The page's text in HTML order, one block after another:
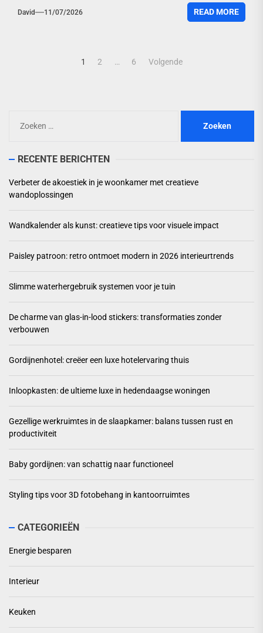
David 11/07/2026 READ MORE
1 2 … 6 Volgende
naar:
RECENTE BERICHTEN
Verbeter de akoestiek in je woonkamer met creatieve
wandoplossingen
Wandkalender als kunst: creatieve tips voor visuele impact
Paisley patroon: retro ontmoet modern in 2026 interieurtrends
Slimme waterhergebruik systemen voor je tuin
De charme van glas-in-lood stickers: transformaties zonder
verbouwen
Gordijnenhotel: creëer een luxe hotelervaring thuis
Inloopkasten: de ultieme luxe in hedendaagse woningen
Gezellige werkruimtes in de slaapkamer: balans tussen rust en
productiviteit
Baby gordijnen: van schattig naar functioneel
Styling tips voor 3D fotobehang in kantoorruimtes
CATEGORIEËN
Energie besparen
Interieur
Keuken